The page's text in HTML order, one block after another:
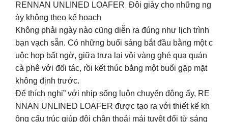
RENNAN UNLINED LOAFER Đôi giày cho những ng
ày không theo kế hoạch
Không phải ngày nào cũng diễn ra đúng như lịch trình
bạn vạch sẵn. Có những buổi sáng bắt đầu bằng một c
uộc họp bất ngờ, giữa trưa lại vội vàng ghé qua quán
cà phê với đối tác, rồi kết thúc bằng một buổi gặp mặt
không định trước.
Để thích nghi” với nhịp sống luôn chuyển động ấy, RE
NNAN UNLINED LOAFER được tạo ra với thiết kế kh
ông cấu trúc giúp đôi chân thoải mái tuyệt đối từ sáng